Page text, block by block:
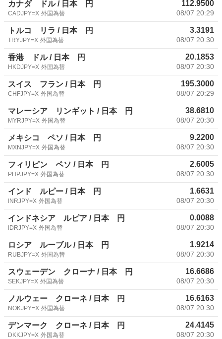
カナダ ドル / 日本 円
CADJPY=X 外国為替
112.9500
08/07 20:29
トルコ リラ / 日本 円
TRYJPY=X 外国為替
3.3191
08/07 20:30
香港 ドル / 日本 円
HKDJPY=X 外国為替
20.1853
08/07 20:30
スイス フラン / 日本 円
CHFJPY=X 外国為替
195.3000
08/07 20:29
マレーシア リンギット / 日本 円
MYRJPY=X 外国為替
38.6810
08/07 20:30
メキシコ ペソ / 日本 円
MXNJPY=X 外国為替
9.2200
08/07 20:30
フィリピン ペソ / 日本 円
PHPJPY=X 外国為替
2.6005
08/07 20:30
インド ルピー / 日本 円
INRJPY=X 外国為替
1.6631
08/07 20:30
インドネシア ルピア / 日本 円
IDRJPY=X 外国為替
0.0088
08/07 20:30
ロシア ルーブル / 日本 円
RUBJPY=X 外国為替
1.9214
08/07 20:30
スウェーデン クローナ / 日本 円
SEKJPY=X 外国為替
16.6686
08/07 20:30
ノルウェー クローネ / 日本 円
NOKJPY=X 外国為替
16.6163
08/07 20:30
デンマーク クローネ / 日本 円
DKKJPY=X 外国為替
24.4145
08/07 20:30